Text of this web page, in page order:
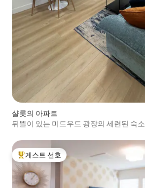
샬롯의 아파트
뒤뜰이 있는 미드우드 광장의 세련된 숙소
상위 게스트 선호
게스트 선호